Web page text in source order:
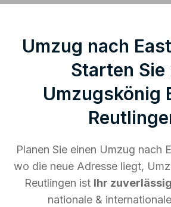
Umzug nach
Starten Sie
Umzugskönig
Planen Sie einen Umzug nach
wo die neue Adresse liegt,
Reutlingen ist Ihr
nationale &